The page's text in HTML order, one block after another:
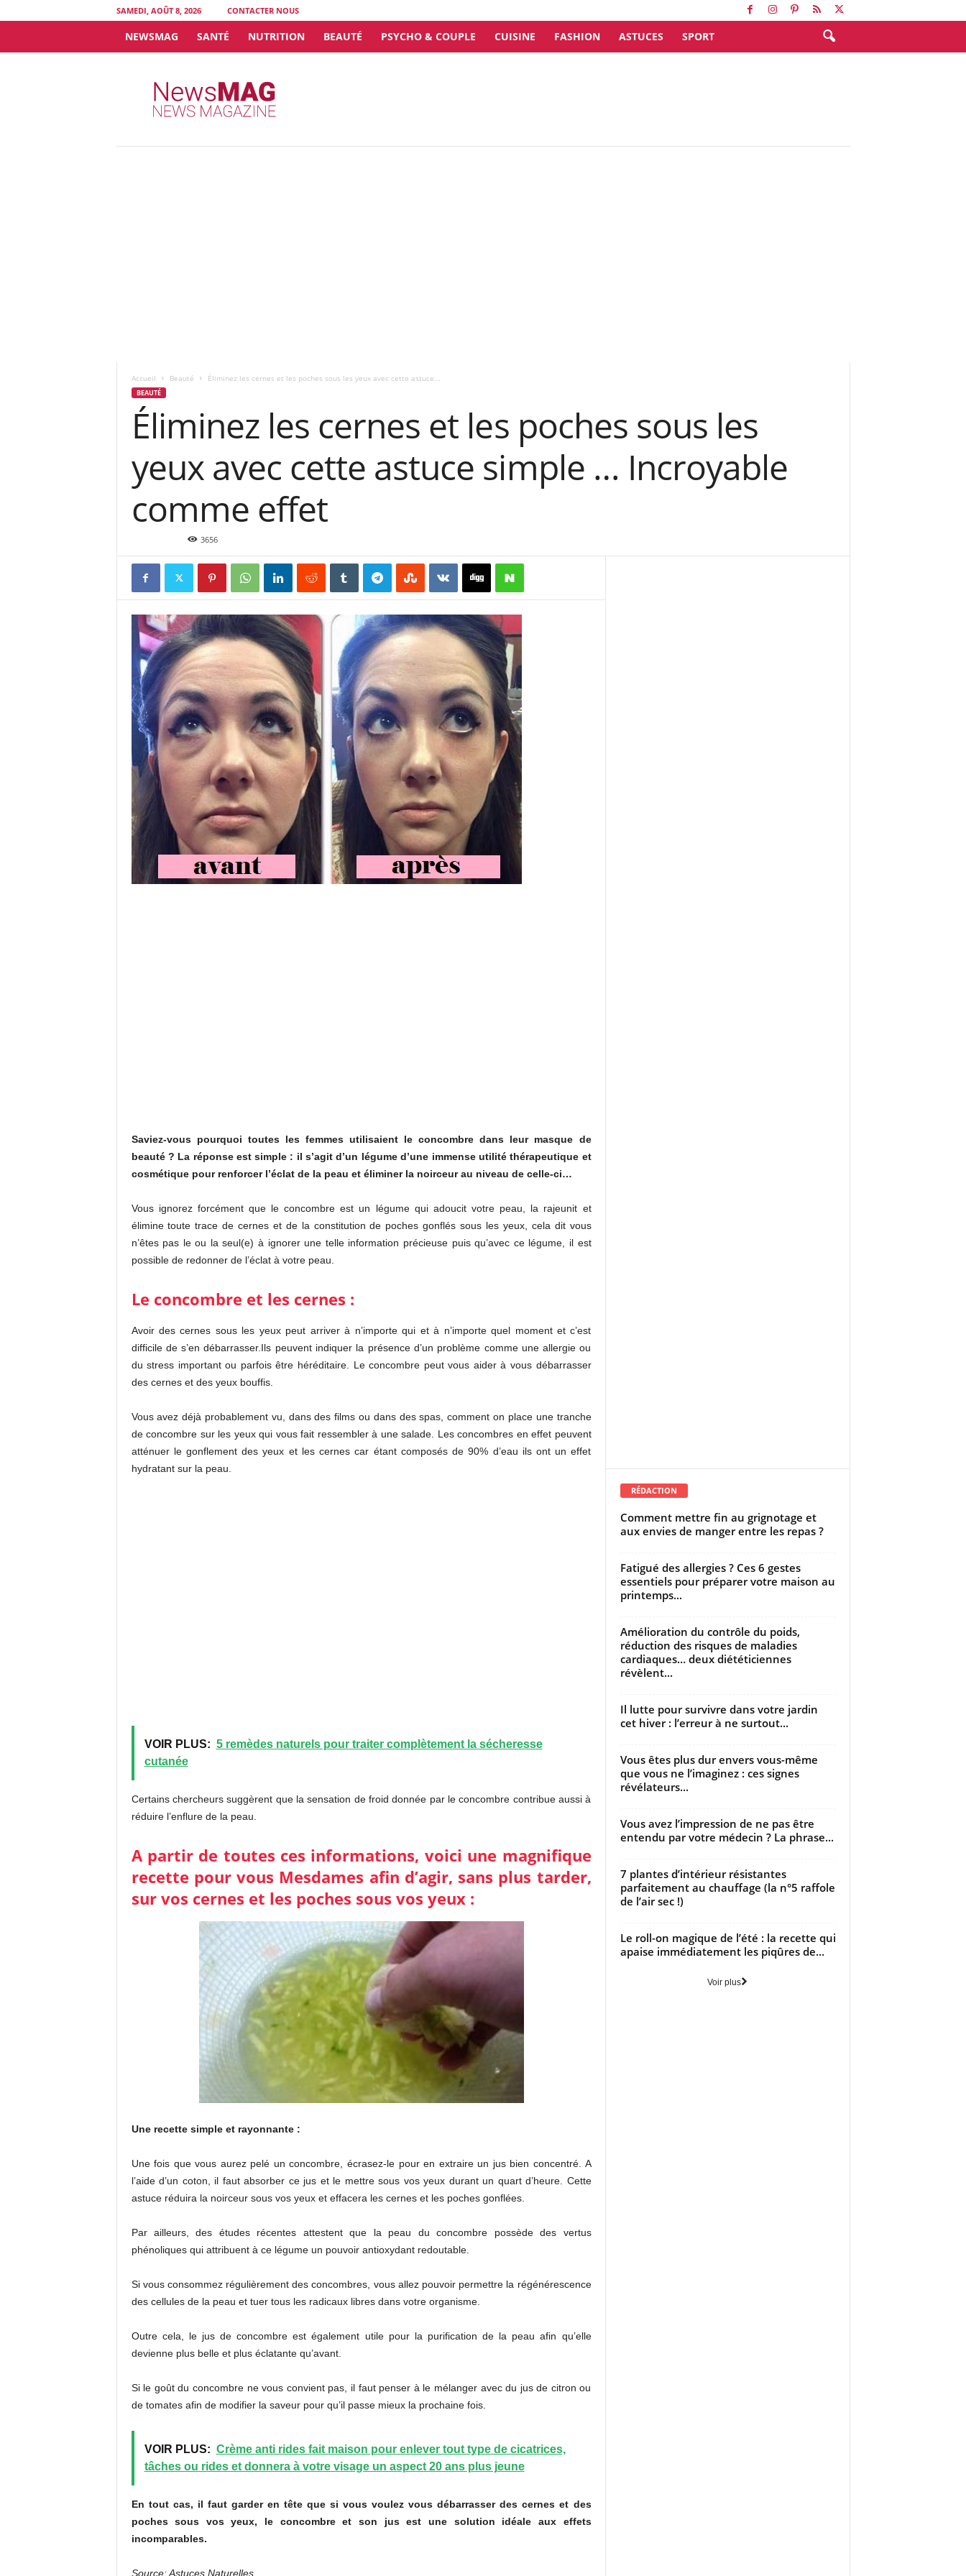
SAMEDI, AOÛT 8, 2026 CONTACTER NOUS
NEWSMAG SANTÉ NUTRITION BEAUTÉ PSYCHO & COUPLE CUISINE FASHION ASTUCES SPORT
Accueil Beauté Éliminez les cernes et les poches sous les yeux avec cette astuce...
BEAUTÉ
Éliminez les cernes et les poches sous les
yeux avec cette astuce simple … Incroyable
comme effet
3656
Saviez-vous pourquoi toutes les femmes utilisaient le concombre dans leur masque de
beauté ? La réponse est simple : il s’agit d’un légume d’une immense utilité thérapeutique et
cosmétique pour renforcer l’éclat de la peau et éliminer la noirceur au niveau de celle-ci…
Vous ignorez forcément que le concombre est un légume qui adoucit votre peau, la rajeunit et
élimine toute trace de cernes et de la constitution de poches gonflés sous les yeux, cela dit vous
n’êtes pas le ou la seul(e) à ignorer une telle information précieuse puis qu’avec ce légume, il est
possible de redonner de l’éclat à votre peau.
Le concombre et les cernes :
Avoir des cernes sous les yeux peut arriver à n’importe qui et à n’importe quel moment et c’est
difficile de s’en débarrasser.Ils peuvent indiquer la présence d’un problème comme une allergie ou
du stress important ou parfois être héréditaire. Le concombre peut vous aider à vous débarrasser
des cernes et des yeux bouffis.
Vous avez déjà probablement vu, dans des films ou dans des spas, comment on place une tranche
de concombre sur les yeux qui vous fait ressembler à une salade. Les concombres en effet peuvent
atténuer le gonflement des yeux et les cernes car étant composés de 90% d’eau ils ont un effet
hydratant sur la peau.
VOIR PLUS: 5 remèdes naturels pour traiter complètement la sécheresse
cutanée
Certains chercheurs suggèrent que la sensation de froid donnée par le concombre contribue aussi à
réduire l’enflure de la peau.
A partir de toutes ces informations, voici une magnifique
recette pour vous Mesdames afin d’agir, sans plus tarder,
sur vos cernes et les poches sous vos yeux :
Une recette simple et rayonnante :
Une fois que vous aurez pelé un concombre, écrasez-le pour en extraire un jus bien concentré. A
l’aide d’un coton, il faut absorber ce jus et le mettre sous vos yeux durant un quart d’heure. Cette
astuce réduira la noirceur sous vos yeux et effacera les cernes et les poches gonflées.
Par ailleurs, des études récentes attestent que la peau du concombre possède des vertus
phénoliques qui attribuent à ce légume un pouvoir antioxydant redoutable.
Si vous consommez régulièrement des concombres, vous allez pouvoir permettre la régénérescence
des cellules de la peau et tuer tous les radicaux libres dans votre organisme.
Outre cela, le jus de concombre est également utile pour la purification de la peau afin qu’elle
devienne plus belle et plus éclatante qu’avant.
Si le goût du concombre ne vous convient pas, il faut penser à le mélanger avec du jus de citron ou
de tomates afin de modifier la saveur pour qu’il passe mieux la prochaine fois.
VOIR PLUS: Crème anti rides fait maison pour enlever tout type de cicatrices,
tâches ou rides et donnera à votre visage un aspect 20 ans plus jeune
En tout cas, il faut garder en tête que si vous voulez vous débarrasser des cernes et des
poches sous vos yeux, le concombre et son jus est une solution idéale aux effets
incomparables.
Source: Astuces Naturelles
RÉDACTION
Comment mettre fin au grignotage et
aux envies de manger entre les repas ?
Fatigué des allergies ? Ces 6 gestes
essentiels pour préparer votre maison au
printemps...
Amélioration du contrôle du poids,
réduction des risques de maladies
cardiaques… deux diététiciennes
révèlent...
Il lutte pour survivre dans votre jardin
cet hiver : l’erreur à ne surtout...
Vous êtes plus dur envers vous-même
que vous ne l’imaginez : ces signes
révélateurs...
Vous avez l’impression de ne pas être
entendu par votre médecin ? La phrase...
7 plantes d’intérieur résistantes
parfaitement au chauffage (la n°5 raffole
de l’air sec !)
Le roll-on magique de l’été : la recette qui
apaise immédiatement les piqûres de...
Voir plus